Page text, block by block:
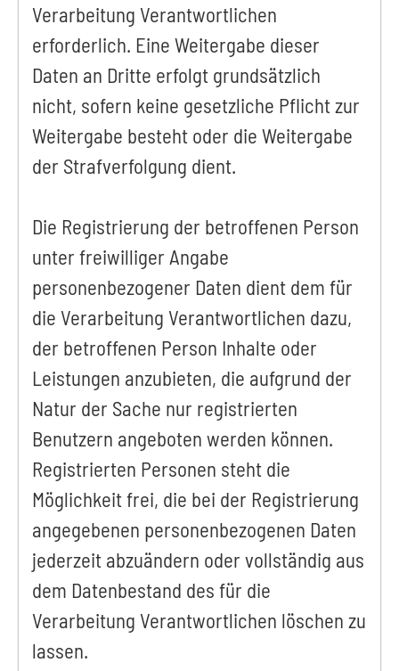
Verarbeitung Verantwortlichen
erforderlich. Eine Weitergabe dieser
Daten an Dritte erfolgt grundsätzlich
nicht, sofern keine gesetzliche Pflicht zur
Weitergabe besteht oder die Weitergabe
der Strafverfolgung dient.
Die Registrierung der betroffenen Person
unter freiwilliger Angabe
personenbezogener Daten dient dem für
die Verarbeitung Verantwortlichen dazu,
der betroffenen Person Inhalte oder
Leistungen anzubieten, die aufgrund der
Natur der Sache nur registrierten
Benutzern angeboten werden können.
Registrierten Personen steht die
Möglichkeit frei, die bei der Registrierung
angegebenen personenbezogenen Daten
jederzeit abzuändern oder vollständig aus
dem Datenbestand des für die
Verarbeitung Verantwortlichen löschen zu
lassen.